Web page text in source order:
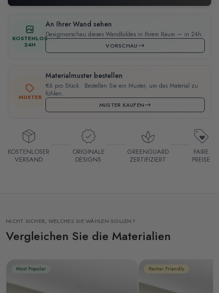
KOSTENLOS
24H
An Ihrer Wand sehen
Designvorschau dieses Wandbildes in Ihrem Raum — in 24h.
VORSCHAU
MUSTER
Materialmuster bestellen
€6 pro Stück · Bestellen Sie ein Muster, um das Material zu
fühlen.
MUSTER KAUFEN
KOSTENLOSER
VERSAND
ORIGINALE
DESIGNS
GREENGUARD
ZERTIFIZIERT
FAIRE
PREISE
NICHT SICHER, WELCHES SIE WÄHLEN SOLLEN?
Vergleichen Sie die Materialien
Most Popular Renter Friendly